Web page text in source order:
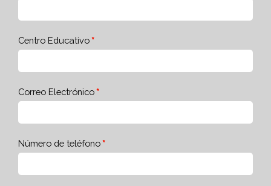
Centro Educativo
Correo Electrónico
Número de teléfono